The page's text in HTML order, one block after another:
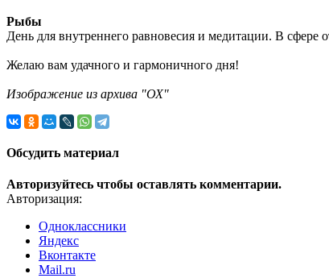
Рыбы
День для внутреннего равновесия и медитации. В
Желаю вам удачного и гармоничного дня!
Изображение из архива "ОХ"
Обсудить материал
Авторизуйтесь чтобы оставлять комментарии.
Авторизация:
Одноклассники
Яндекс
Вконтакте
Mail.ru